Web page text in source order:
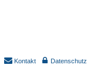
Datenschutz
Kontakt